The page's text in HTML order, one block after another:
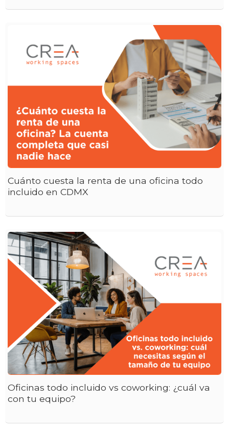
Cuánto cuesta la renta de una oficina todo
incluido en CDMX
Oficinas todo incluido vs coworking: ¿cuál va
con tu equipo?